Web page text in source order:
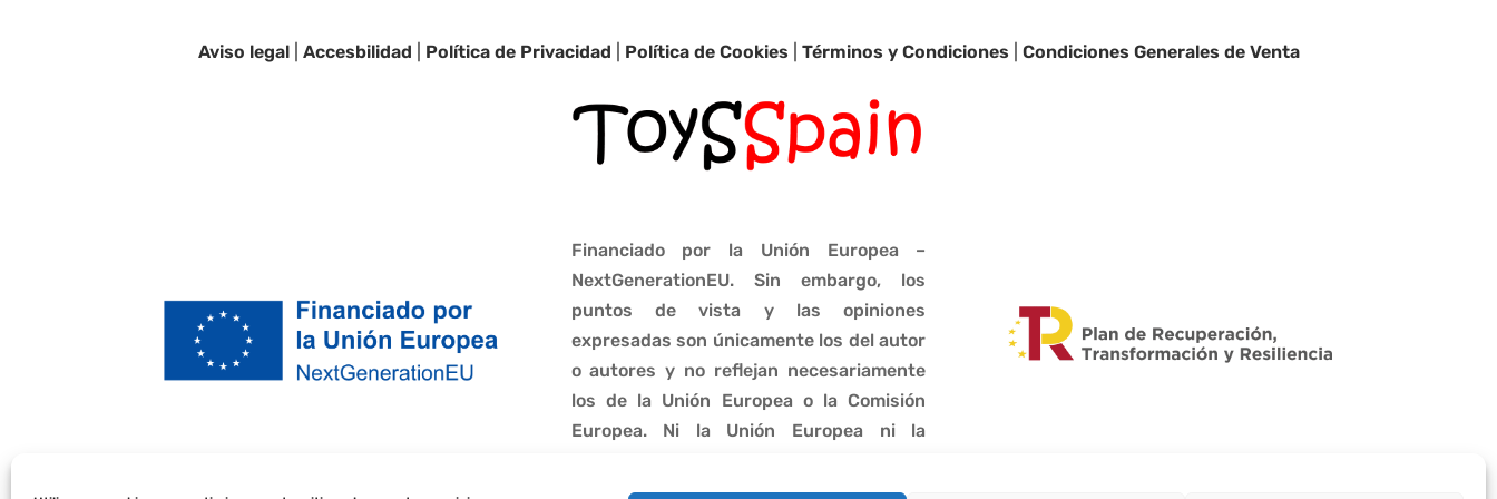
Aviso legal| Accesbilidad Política de Privacidad Política de Cookies Términos y Condiciones Condiciones Generales de Venta
Financiado por la Unión Europea –
NextGenerationEU. Sin embargo, los
puntos de vista y las opiniones
expresadas son únicamente los del autor
o autores y no reflejan necesariamente
los de la Unión Europea o la Comisión
Europea. Ni la Unión Europea ni la
consideradas responsables de las